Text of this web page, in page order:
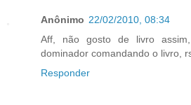
Anônimo 22/02/2010, 08:34
Aff, não gosto de livro
dominador comandando o livro,
Responder